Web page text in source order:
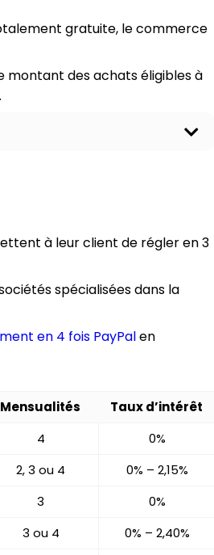
gratuite, le commerce
montant des achats éligibles à
e
à leur client de régler en 3
spécialisées dans la
en 4 fois PayPalen
Mensualités
Taux d’intérêt
4
0%
2, 3 ou 4
0% – 2,15%
3
0%
3 ou 4
0% – 2,40%